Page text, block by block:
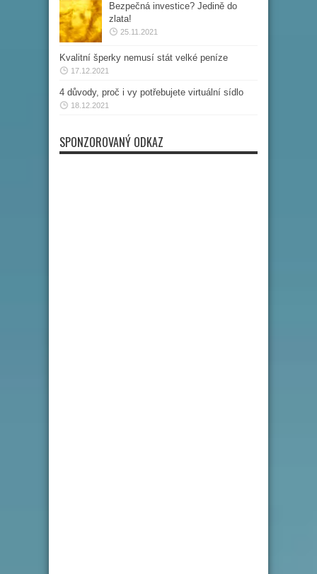
Bezpečná investice? Jedině do
zlata!
25.11.2021
Kvalitní šperky nemusí stát velké peníze
17.12.2021
4 důvody, proč i vy potřebujete virtuální sídlo
18.12.2021
SPONZOROVANÝ ODKAZ